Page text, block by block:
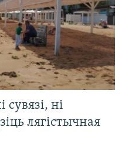
сувязі, ні
лягістычная